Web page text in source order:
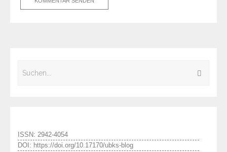
ISSN: 2942-4054
DOI: https://doi.org/10.17170/ubks-blog